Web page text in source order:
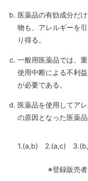
医薬品の有効成分だ
物も、アレルギーを
り得る。
一般用医薬品では、
使用中断による不利
が必要である。
医薬品を使用してア
の原因となった医薬
1.(a,b) 2.(a,c)
※登録販売